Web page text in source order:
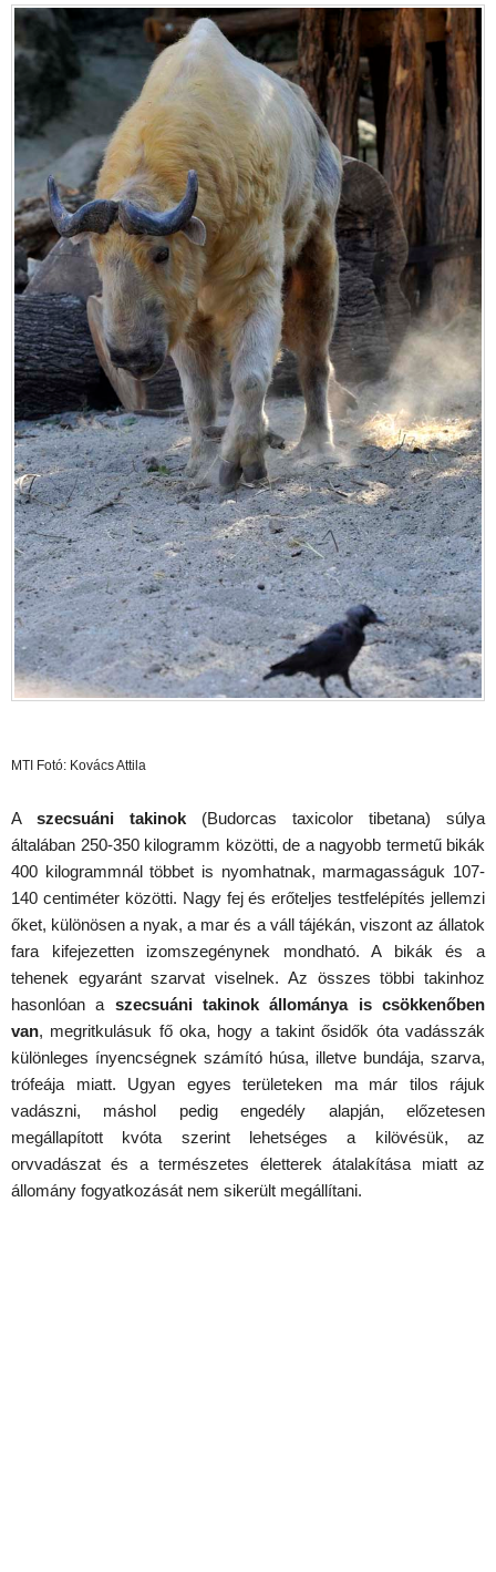
MTI Fotó: Kovács Attila
A szecsuáni takinok (Budorcas taxicolor tibetana) súlya
általában 250-350 kilogramm közötti, de a nagyobb termetű bikák
400 kilogrammnál többet is nyomhatnak, marmagasságuk 107-
140 centiméter közötti. Nagy fej és erőteljes testfelépítés jellemzi
őket, különösen a nyak, a mar és a váll tájékán, viszont az állatok
fara kifejezetten izomszegénynek mondható. A bikák és a
tehenek egyaránt szarvat viselnek. Az összes többi takinhoz
hasonlóan a szecsuáni takinok állománya is csökkenőben
van, megritkulásuk fő oka, hogy a takint ősidők óta vadásszák
különleges ínyencségnek számító húsa, illetve bundája, szarva,
trófeája miatt. Ugyan egyes területeken ma már tilos rájuk
vadászni, máshol pedig engedély alapján, előzetesen
megállapított kvóta szerint lehetséges a kilövésük, az
orvvadászat és a természetes életterek átalakítása miatt az
állomány fogyatkozását nem sikerült megállítani.